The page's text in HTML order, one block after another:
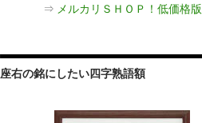
⇒ メルカリＳＨＯＰ！低価格版
座右の銘にしたい四字熟語額